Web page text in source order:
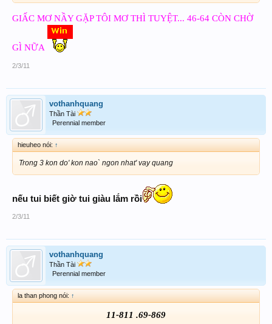
GIẤC MƠ NẦY GẶP TÔI MƠ THÌ TUYỆT... 46-64 CÒN CHỜ
GÌ NỮA
2/3/11
vothanhquang
Thần Tài
Perennial member
hieuheo nói: ↑
Trong 3 kon do' kon nao` ngon nhat' vay quang
nếu tui biết giờ tui giàu lắm rồi
2/3/11
vothanhquang
Thần Tài
Perennial member
la than phong nói: ↑
11-811 .69-869